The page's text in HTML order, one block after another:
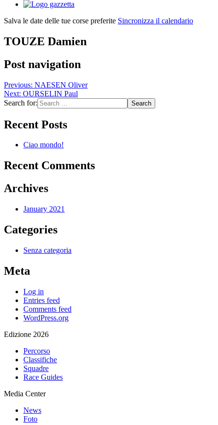
Salva le date delle tue corse preferite Sincronizza il calendario
TOUZE Damien
Post navigation
Previous: NAESEN Oliver
Next: OURSELIN Paul
Search for:
Recent Posts
Ciao mondo!
Recent Comments
Archives
January 2021
Categories
Senza categoria
Meta
Log in
Entries feed
Comments feed
WordPress.org
Edizione 2026
Percorso
Classifiche
Squadre
Race Guides
Media Center
News
Foto